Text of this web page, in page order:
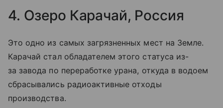
4. Озеро Карачай, Россия
Это одно из самых загрязненных мест на Земле.
Карачай стал обладателем этого статуса из-
за завода по переработке урана, откуда в водоем
сбрасывались радиоактивные отходы
производства.